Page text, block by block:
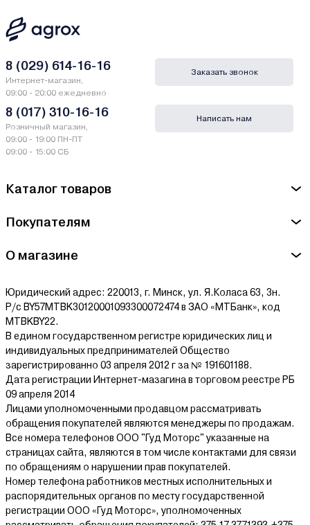
Каталог товаров
Покупателям
О магазине
Юридический адрес: 220013, г. Минск, ул. Я.Коласа 63, 3н.
Р/с BY57MTBK30120001093300072474 в ЗАО «МТБанк», код
MTBKBY22.
В едином государственном регистре юридических лиц и
индивидуальных предпринимателей Общество
зарегистрированно 03 апреля 2012 г за № 191601188.
Дата регистрации Интернет-мазагина в торговом реестре РБ
09 апреля 2014
Лицами уполномоченными продавцом рассматривать
обращения покупателей являются менеджеры по продажам.
Все номера телефонов ООО "Гуд Моторс" указанные на
страницах сайта, являются в том числе контактами для связи
по обращениям о нарушении прав покупателей.
Номер телефона работников местных исполнительных и
распорядительных органов по месту государственной
регистрации ООО «Гуд Моторс», уполномоченных
8 (029) 614-16-16
Интернет-магазин,
09:00 - 20:00 ежедневно
8 (017) 310-16-16
Розничный магазин,
09:00 - 19:00 ПН-ПТ
09:00 - 15:00 СБ
Заказать звонок
Написать нам